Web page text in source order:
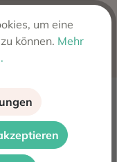
de Santa
aus Sanlucar
Schicht der
um eine
können. Mehr